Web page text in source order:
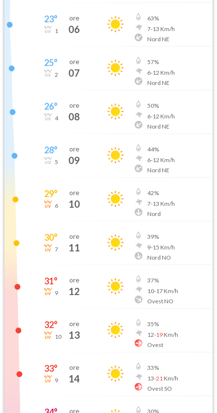
23°
1
ore
06
63%
7-13 Km/h
Nord NE
25°
2
ore
07
57%
6-12 Km/h
Nord NE
26°
4
ore
08
50%
6-12 Km/h
Nord NE
28°
5
ore
09
44%
6-12 Km/h
Nord NE
29°
6
ore
10
42%
7-13 Km/h
Nord
30°
7
ore
11
39%
9-15 Km/h
Nord NO
31°
9
ore
12
37%
10-17Km/h
Ovest NO
32°
10
ore
13
35%
12-19Km/h
Ovest
33°
9
ore
14
33%
13-21 Km/h
Ovest SO
ore 30%